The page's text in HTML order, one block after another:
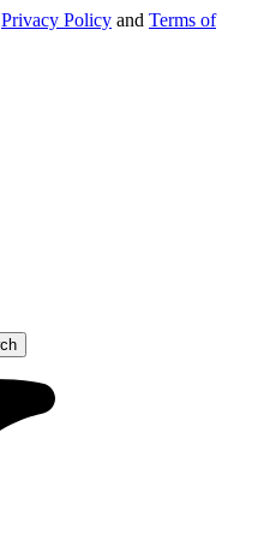
Privacy Policy and Terms of